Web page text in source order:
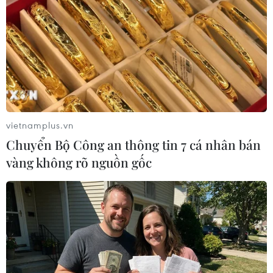
Theo dõi VietnamPlus
TIN LIÊN QUAN
vietnamplus.vn
Chuyển Bộ Công an thông tin 7 cá nhân bán
vàng không rõ nguồn gốc